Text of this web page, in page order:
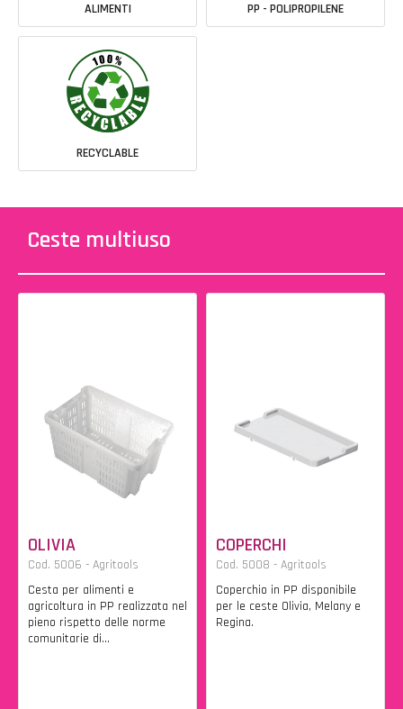
ALIMENTI PP - POLIPROPILENE
RECYCLABLE
Ceste multiuso
OLIVIA
Cod. 5006 - Agritools
Cesta per alimenti e
agricoltura in PP realizzata nel
pieno rispetto delle norme
comunitarie di...
COPERCHI
Cod. 5008 - Agritools
Coperchio in PP disponibile
per le ceste Olivia, Melany e
Regina.